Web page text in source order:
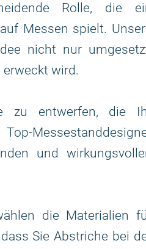
Rolle, die
Messen spielt.
nicht nur
wird.
zu entwerfen, die
und
die Materialien
Sie Abstriche bei